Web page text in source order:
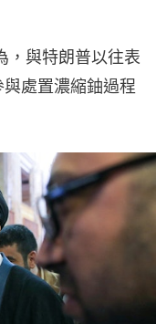
，與特朗普以往表
處置濃縮鈾過程